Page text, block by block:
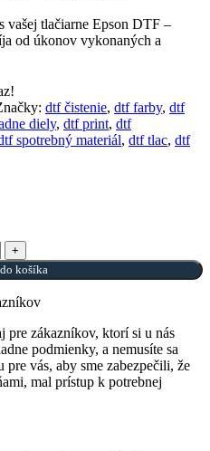
vašej tlačiarne Epson DTF –
od úkonov vykonaných a
dtf čistenie, dtf farby, dtf
diely, dtf print, dtf
spotrebný materiál, dtf tlac, dtf
EPSON – OSTATNÉ
košíka
pre zákazníkov, ktorí si u nás
podmienky, a nemusíte sa
vás, aby sme zabezpečili, že
mal prístup k potrebnej